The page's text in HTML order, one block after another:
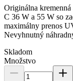
Originálna
C 36 W a 55 W so
maximálny prenos
Nevyhnutný
Skladom
Množstvo